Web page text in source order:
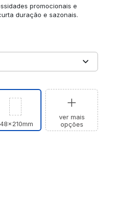
promocionais e
duração e sazonais.
ver mais
opções